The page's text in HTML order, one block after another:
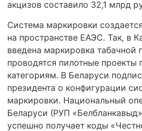
акцизов составило 32,1 млрд
Система маркировки
на пространстве ЕАЭС. Так, в
введена маркировка табачной
проводятся пилотные проекты
категориям. В Беларуси
президента о конфигурации
маркировки. Национальный
Беларуси (РУП
успешно получает коды